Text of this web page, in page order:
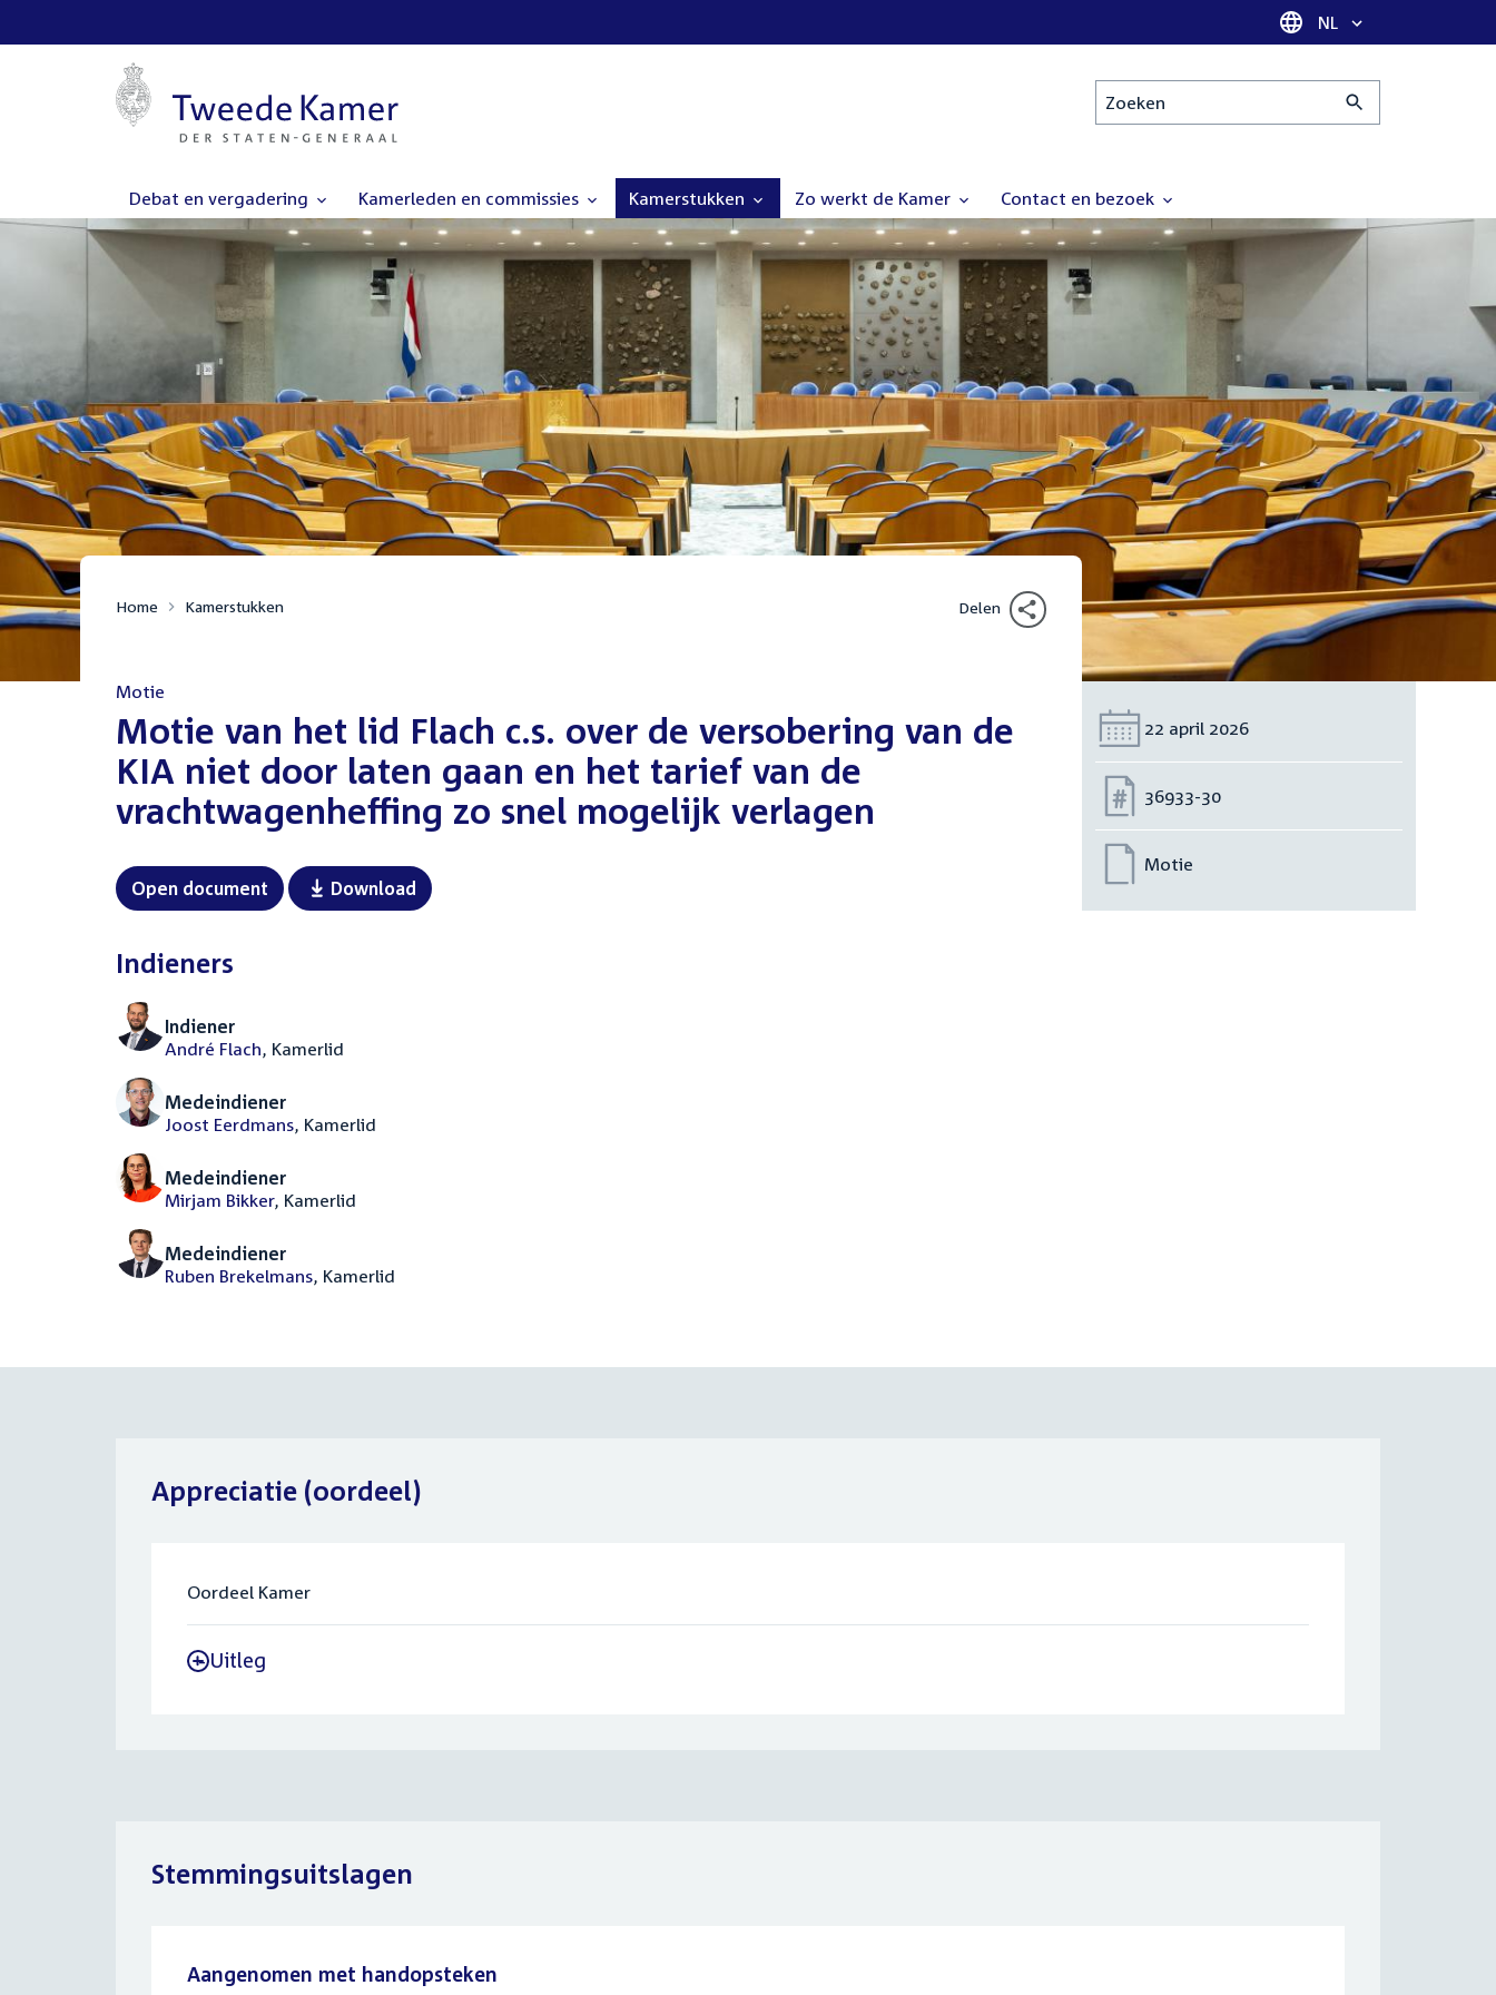
Taal selectie
NL
Zoeken
Debat en vergadering Kamerleden en commissies Kamerstukken Zo werkt de Kamer Contact en bezoek
Home Kamerstukken Delen
Motie
:Motie van het lid Flach c.s. over de versobering van de
KIA niet door laten gaan en het tarief van de
vrachtwagenheffing zo snel mogelijk verlagen
Open document Download
Indieners
Indiener
André Flach, Kamerlid
Medeindiener
Joost Eerdmans, Kamerlid
Medeindiener
Mirjam Bikker, Kamerlid
Medeindiener
Ruben Brekelmans, Kamerlid
Datum:
22 april 2026
Nummer:
36933-30
Motie
Appreciatie (oordeel)
Oordeel Kamer
- Uitleg
Stemmingsuitslagen
Aangenomen met handopsteken